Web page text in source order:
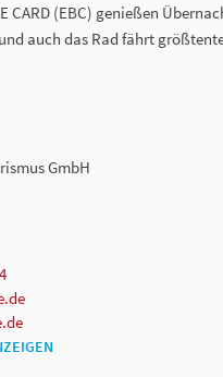
CARD (EBC) genießen
auch das Rad fährt
GmbH